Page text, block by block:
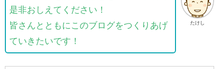
たけし
是非おしえてください！
皆さんとともにこのブログをつくりあげ
ていきたいです！